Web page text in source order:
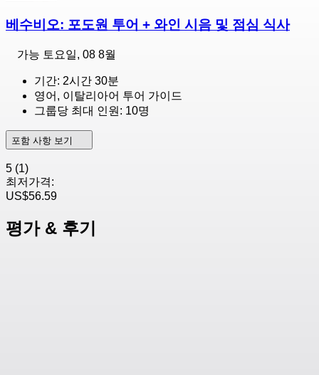
베수비오: 포도원 투어 + 와인 시음 및 점심 식사
가능 토요일, 08 8월
기간: 2시간 30분
영어, 이탈리아어 투어 가이드
그룹당 최대 인원: 10명
포함 사항 보기
5 (1)
최저가격:
US$56.59
평가 & 후기